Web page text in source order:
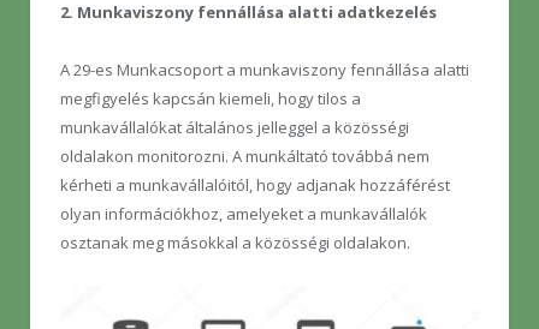
2. Munkaviszony fennállása alatti adatkezelés
A 29-es Munkacsoport a munkaviszony fennállása alatti
megfigyelés kapcsán kiemeli, hogy tilos a
munkavállalókat általános jelleggel a közösségi
oldalakon monitorozni. A munkáltató továbbá nem
kérheti a munkavállalóitól, hogy adjanak hozzáférést
olyan információkhoz, amelyeket a munkavállalók
osztanak meg másokkal a közösségi oldalakon.